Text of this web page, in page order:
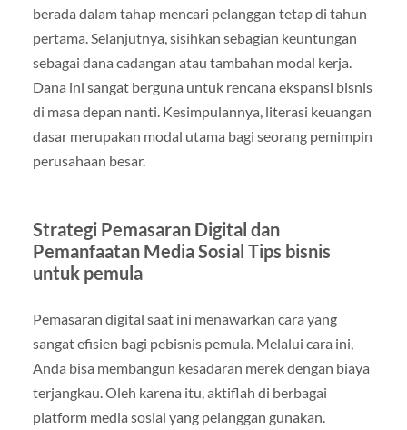
berada dalam tahap mencari pelanggan tetap di tahun
pertama. Selanjutnya, sisihkan sebagian keuntungan
sebagai dana cadangan atau tambahan modal kerja.
Dana ini sangat berguna untuk rencana ekspansi bisnis
di masa depan nanti. Kesimpulannya, literasi keuangan
dasar merupakan modal utama bagi seorang pemimpin
perusahaan besar.
Strategi Pemasaran Digital dan
Pemanfaatan Media Sosial Tips bisnis
untuk pemula
Pemasaran digital saat ini menawarkan cara yang
sangat efisien bagi pebisnis pemula. Melalui cara ini,
Anda bisa membangun kesadaran merek dengan biaya
terjangkau. Oleh karena itu, aktiflah di berbagai
platform media sosial yang pelanggan gunakan.